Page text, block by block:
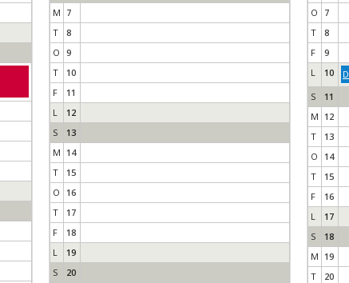
M 7
T
8
O 9
T
10
F
11
L
12
S
13
M 14
T
15
O
16
T
17
F
18
L
19
S
20
O
7
T
8
F
9
L
10
S
11
M 12
T
13
O
14
T
15
F
16
L
17
S
18
M 19
T
20